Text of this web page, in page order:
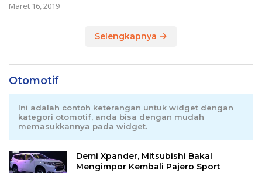
Maret 16, 2019
Selengkapnya
Otomotif
Ini adalah contoh keterangan untuk widget dengan
kategori otomotif, anda bisa dengan mudah
memasukkannya pada widget.
Demi Xpander, Mitsubishi Bakal
Mengimpor Kembali Pajero Sport